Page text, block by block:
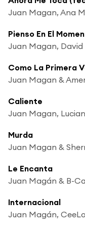
Juan Magan, Ana
Pienso En El
Juan Magan, David
Como La Primera
Juan Magan &
Caliente
Juan Magan,
Murda
Juan Magan &
Le Encanta
Juan Magán & B-
Internacional
Juan Magán,